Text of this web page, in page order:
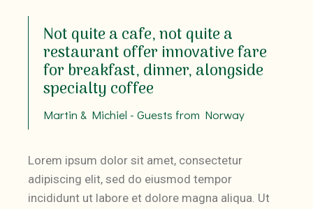
Not quite a cafe, not quite a
restaurant offer innovative fare
for breakfast, dinner, alongside
specialty coffee
Martin & Michiel - Guests from Norway
Lorem ipsum dolor sit amet, consectetur
adipiscing elit, sed do eiusmod tempor
incididunt ut labore et dolore magna aliqua. Ut